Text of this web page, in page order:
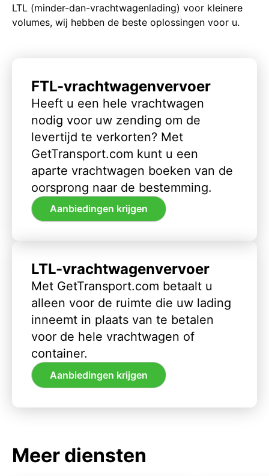
LTL (minder-dan-vrachtwagenlading) voor kleinere
volumes, wij hebben de beste oplossingen voor u.
FTL-vrachtwagenvervoer
Heeft u een hele vrachtwagen
nodig voor uw zending om de
levertijd te verkorten? Met
GetTransport.com kunt u een
aparte vrachtwagen boeken van de
oorsprong naar de bestemming.
Aanbiedingen krijgen
LTL-vrachtwagenvervoer
Met GetTransport.com betaalt u
alleen voor de ruimte die uw lading
inneemt in plaats van te betalen
voor de hele vrachtwagen of
container.
Aanbiedingen krijgen
Meer diensten